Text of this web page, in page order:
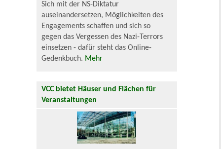
Sich mit der NS-Diktatur
auseinandersetzen, Möglichkeiten des
Engagements schaffen und sich so
gegen das Vergessen des Nazi-Terrors
einsetzen - dafür steht das Online-
Gedenkbuch. Mehr
VCC bietet Häuser und Flächen für
Veranstaltungen